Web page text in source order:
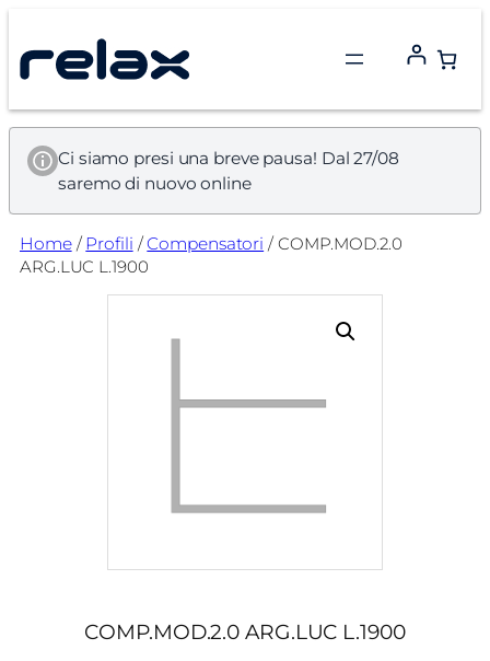
contenuto
Ci siamo presi una breve pausa! Dal 27/08
saremo di nuovo online
Home/Profili /Compensatori / COMP.MOD.2.0
ARG.LUC L.1900
COMP.MOD.2.0 ARG.LUC L.1900